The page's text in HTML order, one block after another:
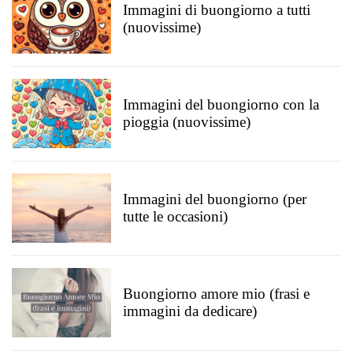
Immagini di buongiorno a tutti
(nuovissime)
Immagini del buongiorno con la
pioggia (nuovissime)
Immagini del buongiorno (per
tutte le occasioni)
Buongiorno amore mio (frasi e
immagini da dedicare)